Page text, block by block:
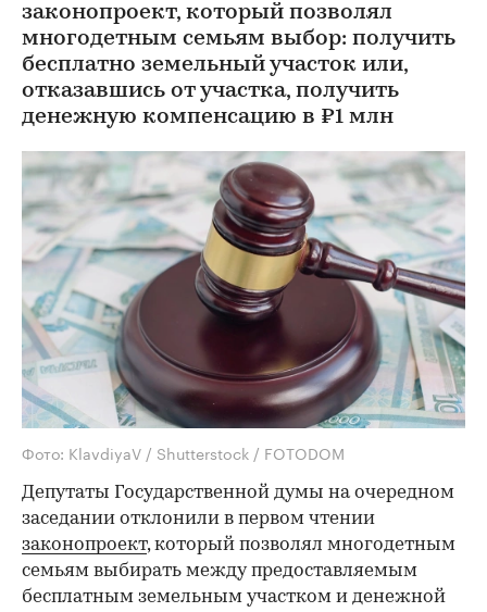
законопроект, который позволял
многодетным семьям выбор: получить
бесплатно земельный участок или,
отказавшись от участка, получить
денежную компенсацию в ₽1 млн
Фото: KlavdiyaV / Shutterstock / FOTODOM
Депутаты Государственной думы на очередном
заседании отклонили в первом чтении
законопроект, который позволял многодетным
семьям выбирать между предоставляемым
бесплатным земельным участком и денежной